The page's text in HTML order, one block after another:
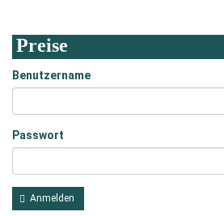
Preise
Benutzername
Passwort
Anmelden